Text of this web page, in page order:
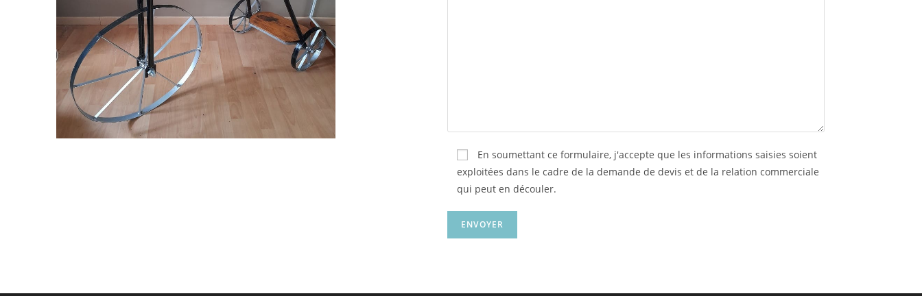
En soumettant ce formulaire, j'accepte que les informations saisies soient
exploitées dans le cadre de la demande de devis et de la relation commerciale
qui peut en découler.